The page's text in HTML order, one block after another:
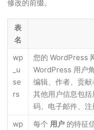
修改的前缀。
表
名
wp
_u
se
rs
您的 WordPress
WordPress 用户
编辑、作者、贡
其他用户信息包
码、电子邮件、注
wp
每个 用户 的特征